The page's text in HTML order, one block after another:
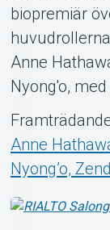
biopremiär
Anne
Nyong'o,
Anne
Nyong’o,